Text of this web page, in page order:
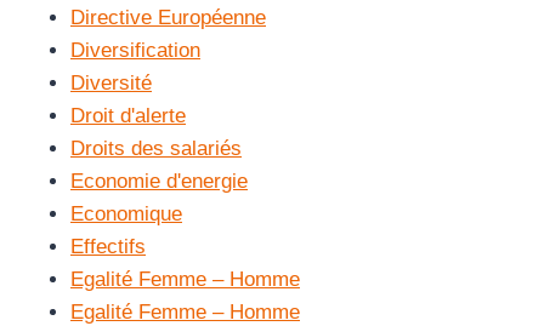
Directive Européenne
Diversification
Diversité
Droit d'alerte
Droits des salariés
Economie d'energie
Economique
Effectifs
Egalité Femme – Homme
Egalité Femme – Homme